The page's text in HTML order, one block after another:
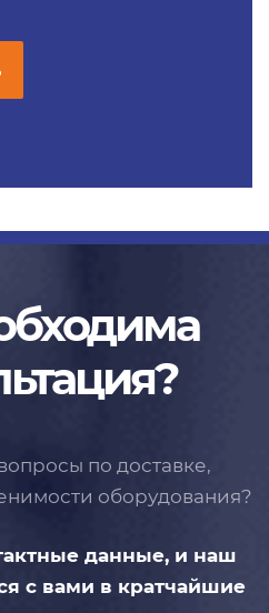
по доставке,
оборудования?
данные, и наш
с вами в кратчайшие